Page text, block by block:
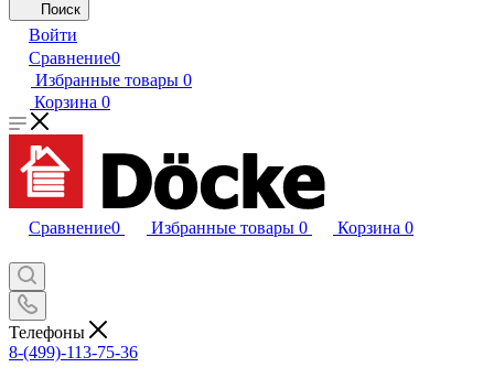
Поиск
Войти
Сравнение0
Избранные товары 0
Корзина 0
Сравнение0 Избранные товары 0 Корзина 0
Телефоны
8-(499)-113-75-36